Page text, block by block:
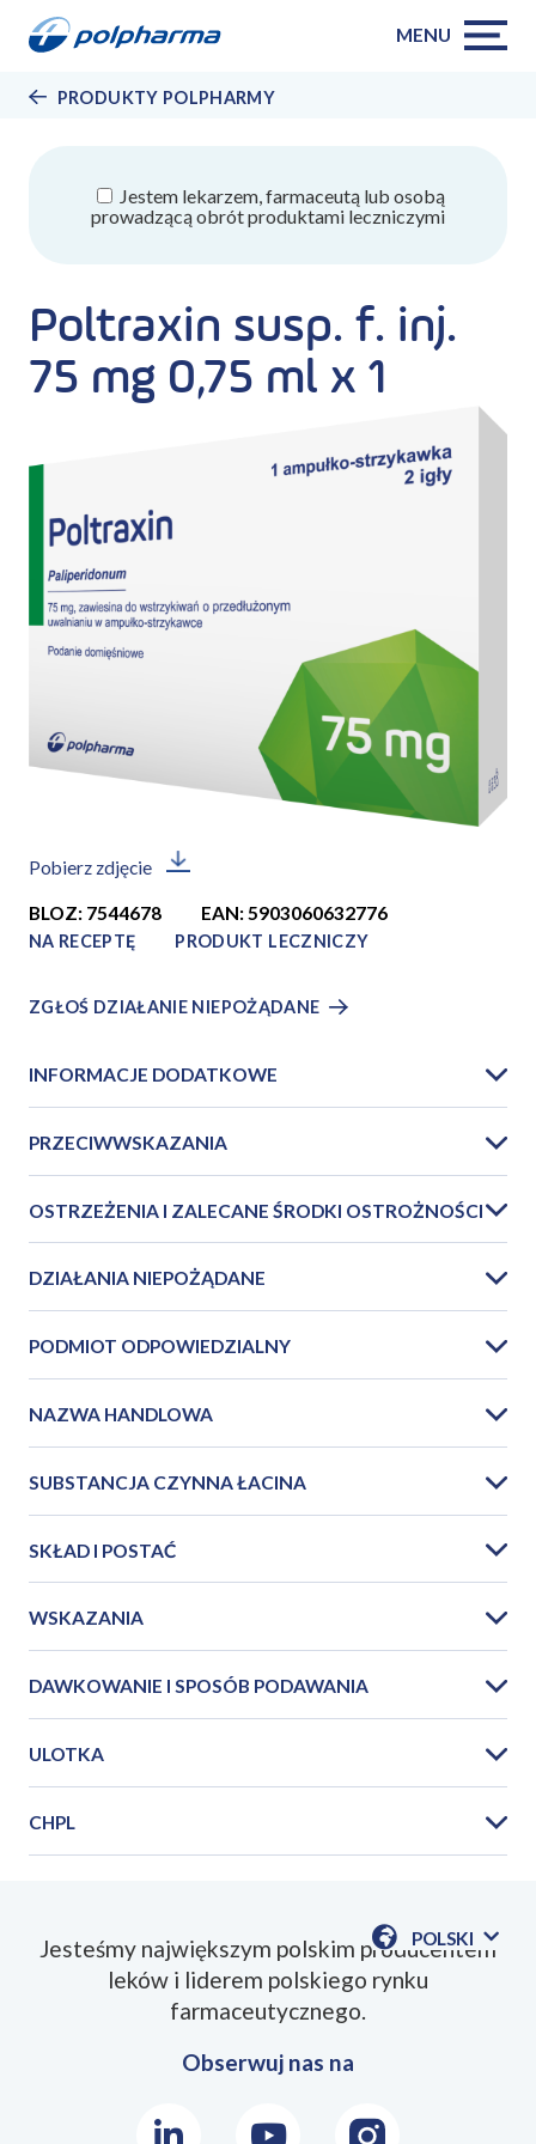
MENU
PRODUKTY POLPHARMY
Jestem lekarzem, farmaceutą lub osobą
prowadzącą obrót produktami leczniczymi
Poltraxin susp. f. inj.
75 mg 0,75 ml x 1
Pobierz zdjęcie
BLOZ: 7544678 EAN: 5903060632776
NA RECEPTĘ PRODUKT LECZNICZY
ZGŁOŚ DZIAŁANIE NIEPOŻĄDANE
INFORMACJE DODATKOWE
PRZECIWWSKAZANIA
OSTRZEŻENIA I ZALECANE ŚRODKI OSTROŻNOŚCI
DZIAŁANIA NIEPOŻĄDANE
PODMIOT ODPOWIEDZIALNY
NAZWA HANDLOWA
SUBSTANCJA CZYNNA ŁACINA
SKŁAD I POSTAĆ
WSKAZANIA
DAWKOWANIE I SPOSÓB PODAWANIA
ULOTKA
CHPL
POLSKI
POKAŻ
Jesteśmy największym polskim producentem
leków i liderem polskiego rynku
farmaceutycznego.
Obserwuj nas na
LinkedInYoutubeInstagram